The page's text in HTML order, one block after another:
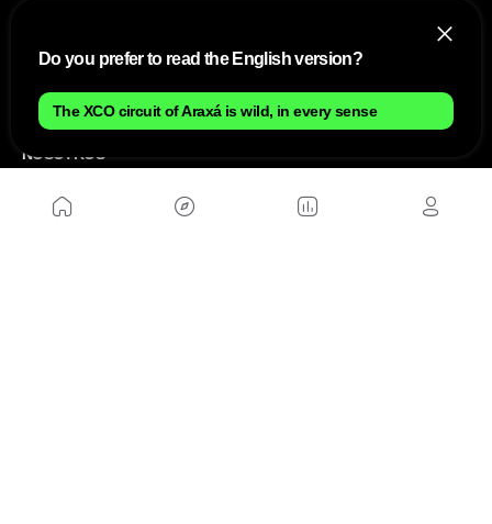
NOSOTROS
Mapa del sitio
Aviso Legal
Do you prefer to read the English version?
The XCO circuit of Araxá is wild, in every sense